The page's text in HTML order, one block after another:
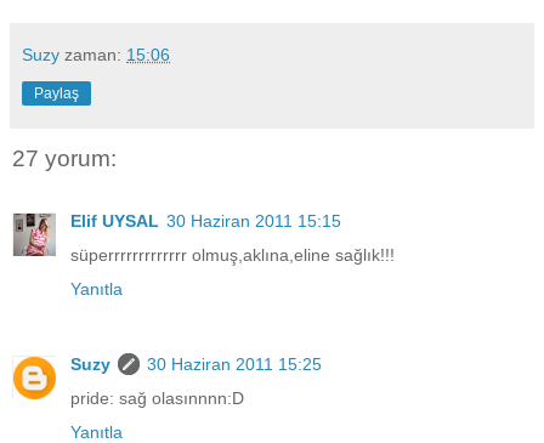
Suzy zaman: 15:06
Paylaş
27 yorum:
Elif UYSAL 30 Haziran 2011 15:15
süperrrrrrrrrrrrr olmuş,aklına,eline sağlık!!!
Yanıtla
Suzy
30 Haziran 2011 15:25
pride: sağ olasınnnn:D
Yanıtla